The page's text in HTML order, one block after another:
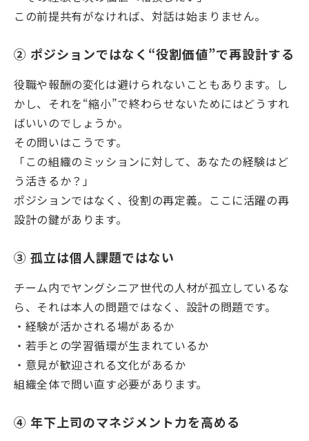
この前提共有がなければ、対話は始まりません。
② ポジションではなく“役割価値”で再設計する
役職や報酬の変化は避けられないこともあります。し
かし、それを“縮小”で終わらせないためにはどうすれ
ばいいのでしょうか。
その問いはこうです。
「この組織のミッションに対して、あなたの経験はど
う活きるか？」
ポジションではなく、役割の再定義。ここに活躍の再
設計の鍵があります。
③ 孤立は個人課題ではない
チーム内でヤングシニア世代の人材が孤立しているな
ら、それは本人の問題ではなく、設計の問題です。
・経験が活かされる場があるか
・若手との学習循環が生まれているか
・意見が歓迎される文化があるか
組織全体で問い直す必要があります。
④ 年下上司のマネジメント力を高める